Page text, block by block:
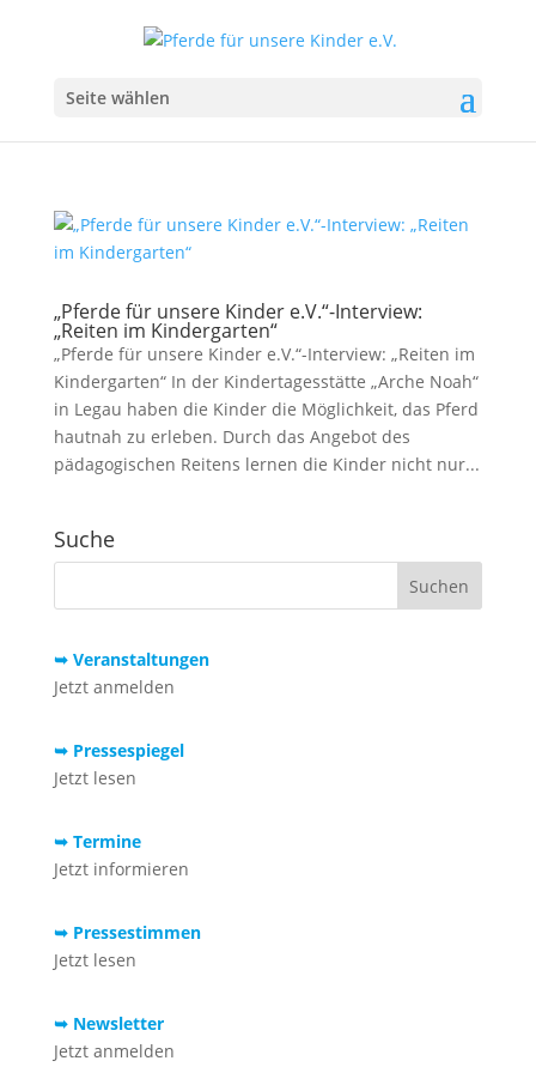
Seite wählen
„Pferde für unsere Kinder e.V.“-Interview:
„Reiten im Kindergarten“
„Pferde für unsere Kinder e.V.“-Interview: „Reiten im
Kindergarten“ In der Kindertagesstätte „Arche Noah“
in Legau haben die Kinder die Möglichkeit, das Pferd
hautnah zu erleben. Durch das Angebot des
pädagogischen Reitens lernen die Kinder nicht nur...
Suche
➥ Veranstaltungen
Jetzt anmelden
➥ Pressespiegel
Jetzt lesen
➥ Termine
Jetzt informieren
➥ Pressestimmen
Jetzt lesen
➥ Newsletter
Jetzt anmelden